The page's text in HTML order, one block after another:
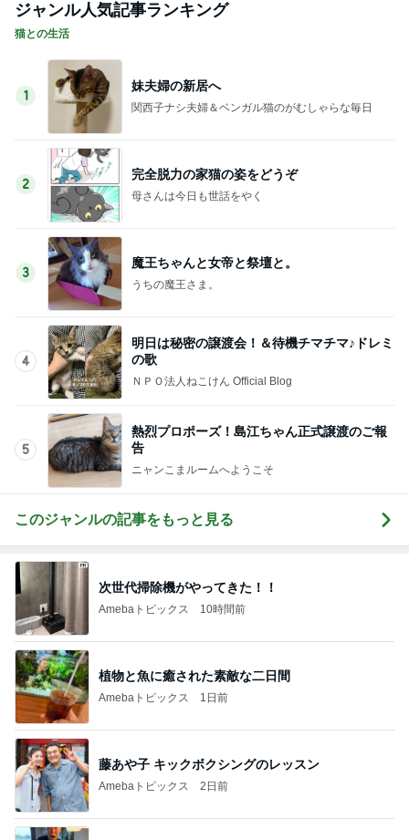
ジャンル人気記事ランキング
猫との生活
1
妹夫婦の新居へ
関西子ナシ夫婦＆ベンガル猫のがむしゃらな毎日
2
完全脱力の家猫の姿をどうぞ
母さんは今日も世話をやく
3
魔王ちゃんと女帝と祭壇と。
うちの魔王さま。
4
明日は秘密の譲渡会！＆待機チマチマ♪ドレミ
の歌
ＮＰＯ法人ねこけん Official Blog
5
熱烈プロポーズ！島江ちゃん正式譲渡のご報
告
ニャンこまルームへようこそ
このジャンルの記事をもっと見る
次世代掃除機がやってきた！！
Amebaトピックス 10時間前
植物と魚に癒された素敵な二日間
Amebaトピックス 1日前
藤あや子 キックボクシングのレッスン
Amebaトピックス 2日前